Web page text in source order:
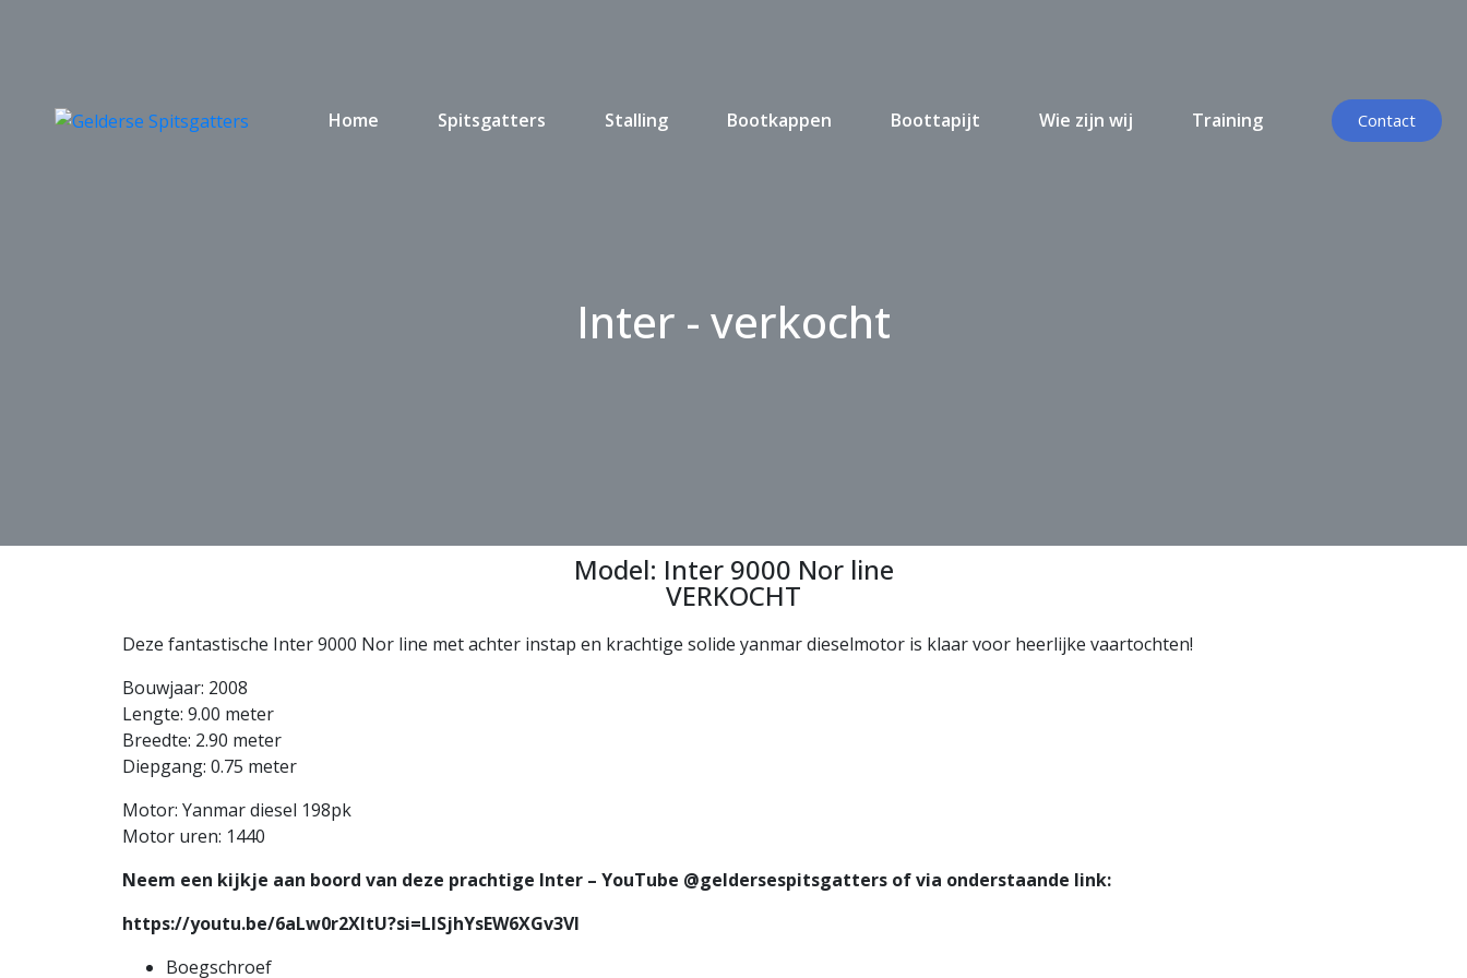
Home Spitsgatters Stalling Bootkappen Boottapijt Wie zijn wij Training Contact
Inter - verkocht
Model: Inter 9000 Nor line
VERKOCHT
Deze fantastische Inter 9000 Nor line met achter instap en krachtige solide yanmar dieselmotor is klaar voor heerlijke vaartochten!
Bouwjaar: 2008
Lengte: 9.00 meter
Breedte: 2.90 meter
Diepgang: 0.75 meter
Motor: Yanmar diesel 198pk
Motor uren: 1440
Neem een kijkje aan boord van deze prachtige Inter – YouTube @geldersespitsgatters of via onderstaande link:
https://youtu.be/6aLw0r2XItU?si=LlSjhYsEW6XGv3VI
Boegschroef